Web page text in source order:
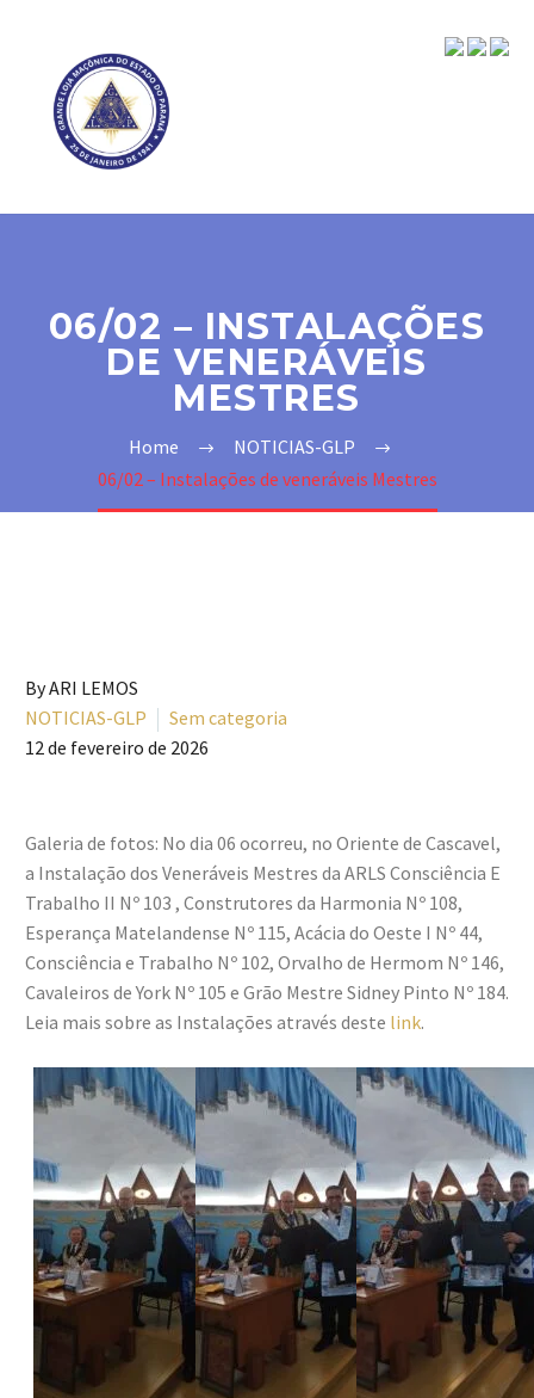
06/02 – INSTALAÇÕES
DE VENERÁVEIS
MESTRES
Home
NOTICIAS-GLP
06/02 – Instalações de veneráveis Mestres
By ARI LEMOS
NOTICIAS-GLP
Sem categoria
12 de fevereiro de 2026
Galeria de fotos: No dia 06 ocorreu, no Oriente de Cascavel,
a Instalação dos Veneráveis Mestres da ARLS Consciência E
Trabalho II Nº 103 , Construtores da Harmonia Nº 108,
Esperança Matelandense Nº 115, Acácia do Oeste I Nº 44,
Consciência e Trabalho Nº 102, Orvalho de Hermom Nº 146,
Cavaleiros de York Nº 105 e Grão Mestre Sidney Pinto Nº 184.
Leia mais sobre as Instalações através deste link.